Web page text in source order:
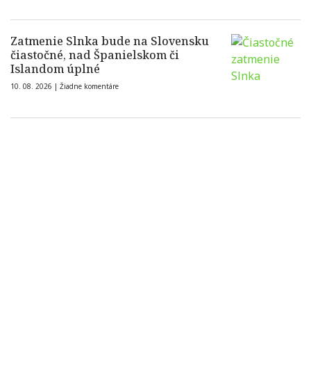
Zatmenie Slnka bude na Slovensku
čiastočné, nad Španielskom či
Islandom úplné
10. 08. 2026 | Žiadne komentáre